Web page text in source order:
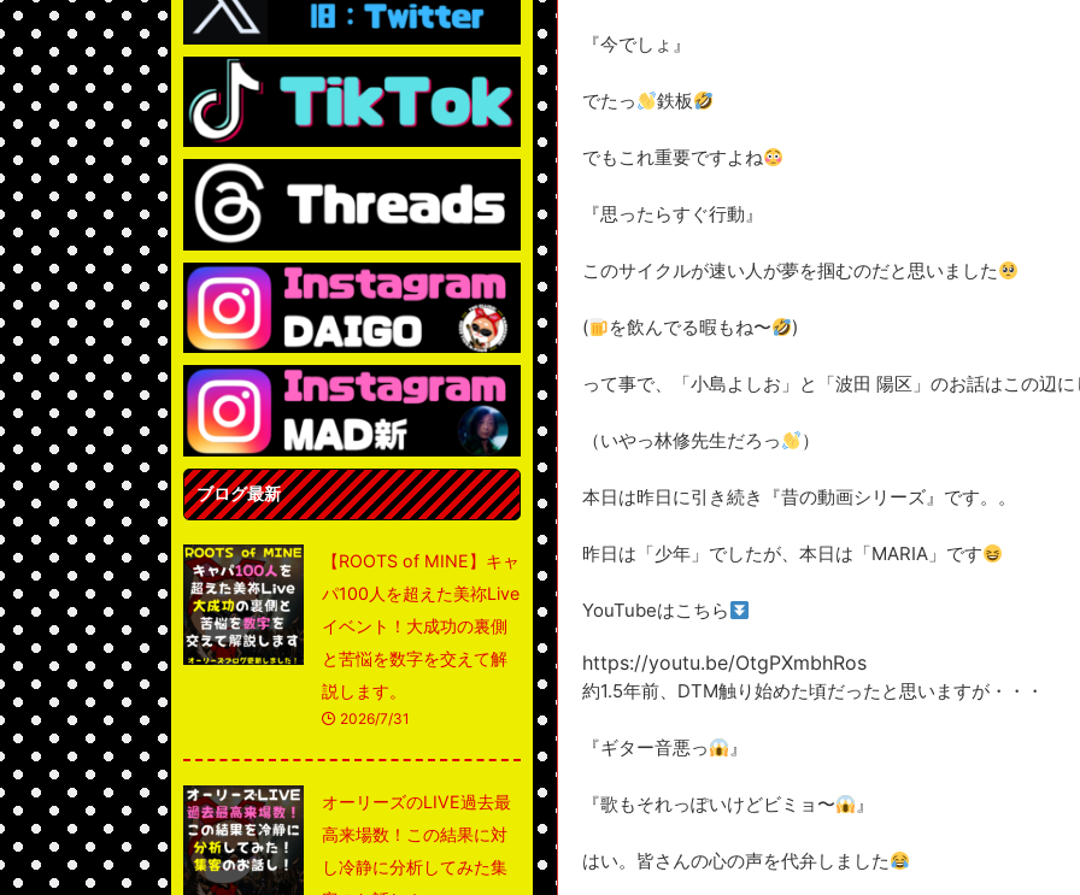
『今でしょ』
でたっ 鉄板
でもこれ重要ですよね
『思ったらすぐ行動』
このサイクルが速い人が夢を掴むのだと思いました
( を飲んでる暇もね〜 )
って事で、「小島よしお」と「波田 陽区」のお話はこの辺
（いやっ林修先生だろっ ）
本日は昨日に引き続き『昔の動画シリーズ』です。。
昨日は「少年」でしたが、本日は「MARIA」です
YouTubeはこちら
https://youtu.be/OtgPXmbhRos
約1.5年前、DTM触り始めた頃だったと思いますが・・・
『ギター音悪っ 』
『歌もそれっぽいけどビミョ〜 』
はい。皆さんの心の声を代弁しました
ブログ最新
【ROOTS of MINE】キャ
パ100人を超えた美祢Live
イベント！大成功の裏側
と苦悩を数字を交えて解
説します。
2026/7/31
オーリーズのLIVE過去最
高来場数！この結果に対
し冷静に分析してみた集